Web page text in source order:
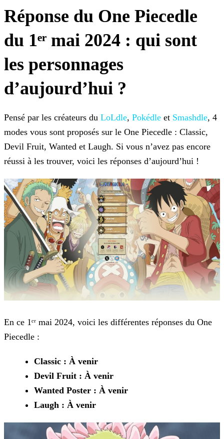
Réponse du One Piecedle
du 1ᵉʳ mai 2024 : qui sont
les personnages
d’aujourd’hui ?
Pensé par les créateurs du LoLdle, Pokédle et Smashdle, 4
modes vous sont proposés sur le One Piecedle : Classic,
Devil Fruit, Wanted et Laugh. Si vous n’avez pas encore
réussi à les trouver, voici les réponses d’aujourd’hui !
En ce 1ᵉʳ mai 2024, voici les différentes réponses du One
Piecedle :
Classic : À venir
Devil Fruit : À venir
Wanted Poster : À venir
Laugh : À venir